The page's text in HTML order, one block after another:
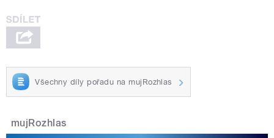
Všechny díly pořadu na mujRozhlas
mujRozhlas